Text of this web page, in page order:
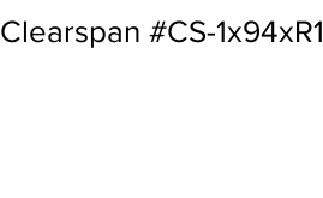
Clearspan #CS-1x94xR1